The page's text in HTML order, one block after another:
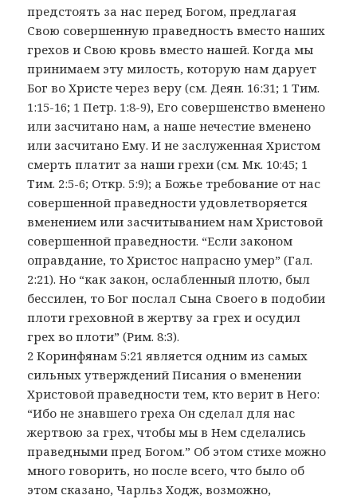
предстоять за нас перед Богом, предлагая
Свою совершенную праведность вместо наших
грехов и Свою кровь вместо нашей. Когда мы
принимаем эту милость, которую нам дарует
Бог во Христе через веру (см. Деян. 16:31; 1 Тим.
1:15-16; 1 Петр. 1:8-9), Его совершенство вменено
или засчитано нам, а наше нечестие вменено
или засчитано Ему. И не заслуженная Христом
смерть платит за наши грехи (см. Мк. 10:45; 1
Тим. 2:5-6; Откр. 5:9); а Божье требование от нас
совершенной праведности удовлетворяется
вменением или засчитыванием нам Христовой
совершенной праведности. “Если законом
оправдание, то Христос напрасно умер” (Гал.
2:21). Но “как закон, ослабленный плотю, был
бессилен, то Бог послал Сына Своего в подобии
плоти греховной в жертву за грех и осудил
грех во плоти” (Рим. 8:3).
2 Коринфянам 5:21 является одним из самых
сильных утверждений Писания о вменении
Христовой праведности тем, кто верит в Него:
“Ибо не знавшего греха Он сделал для нас
жертвою за грех, чтобы мы в Нем сделались
праведными пред Богом.” Об этом стихе можно
много говорить, но после всего, что было об
этом сказано, Чарльз Ходж, возможно,